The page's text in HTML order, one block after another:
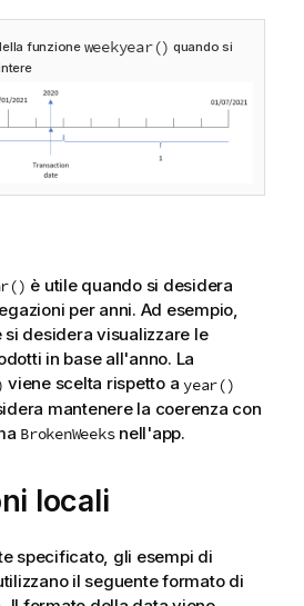
funzione weekyear() quando si
è utile quando si desidera
per anni. Ad esempio,
si desidera visualizzare le
in base all'anno. La
viene scelta rispetto a year()
mantenere la coerenza con
BrokenWeeksnell'app.
locali
specificato, gli esempi di
il seguente formato di